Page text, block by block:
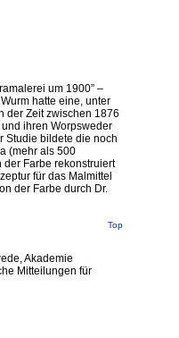
um 1900” –
hatte eine, unter
der Zeit zwischen 1876
ihren Worpsweder
Studie bildete die noch
(mehr als 500
der Farbe rekonstruiert
für das Malmittel
der Farbe durch Dr.
Top
Akademie
Mitteilungen für